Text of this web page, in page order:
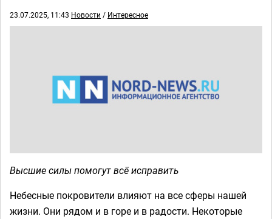
23.07.2025, 11:43 Новости / Интересное
Высшие силы помогут всё исправить
Небесные покровители влияют на все сферы нашей
жизни. Они рядом и в горе и в радости. Некоторые